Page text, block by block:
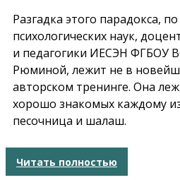
Разгадка этого парадокса,
психологических наук,
и педагогики ИЕСЭН ФГБОУ
Рюминой, лежит не в
авторском тренинге. Она
хорошо знакомых каждому из
песочница и шалаш.
Читать полностью